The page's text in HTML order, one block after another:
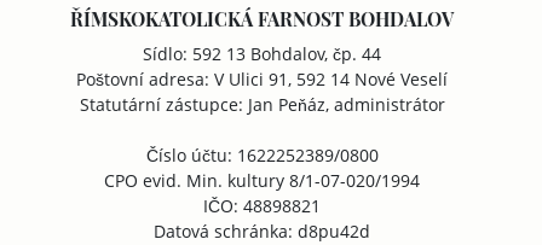
ŘÍMSKOKATOLICKÁ FARNOST BOHDALOV
Sídlo: 592 13 Bohdalov, čp. 44
Poštovní adresa: V Ulici 91, 592 14 Nové Veselí
Statutární zástupce: Jan Peňáz, administrátor
Číslo účtu: 1622252389/0800
CPO evid. Min. kultury 8/1-07-020/1994
IČO: 48898821
Datová schránka: d8pu42d